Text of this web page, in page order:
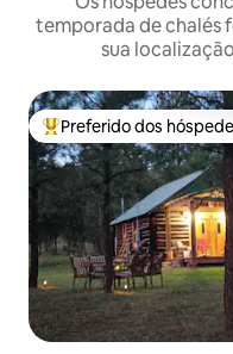
temporada de chalés
sua
Entre os melhores
Preferido dos